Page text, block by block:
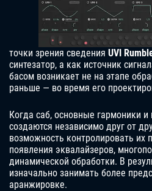
точки зрения сведения UVI
синтезатор, а как источник
басом возникает не на этапе
раньше — во время его
Когда саб, основные гармоники и
создаются независимо друг от
возможность контролировать их
появления эквалайзеров,
динамической обработки. В
изначально занимать более
аранжировке.